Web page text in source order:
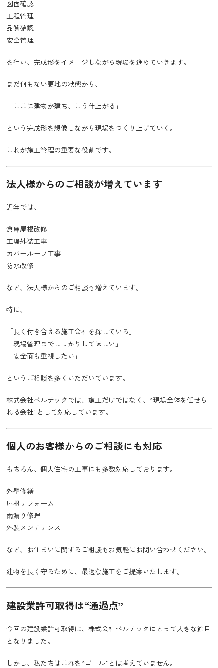
図面確認
工程管理
品質確認
安全管理
を行い、完成形をイメージしながら現場を進めていきます。
まだ何もない更地の状態から、
「ここに建物が建ち、こう仕上がる」
という完成形を想像しながら現場をつくり上げていく。
これが施工管理の重要な役割です。
法人様からのご相談が増えています
近年では、
倉庫屋根改修
工場外装工事
カバールーフ工事
防水改修
など、法人様からのご相談も増えています。
特に、
「長く付き合える施工会社を探している」
「現場管理までしっかりしてほしい」
「安全面も重視したい」
というご相談を多くいただいています。
株式会社ベルテックでは、施工だけではなく、“現場全体を任せら
れる会社”として対応しています。
個人のお客様からのご相談にも対応
もちろん、個人住宅の工事にも多数対応しております。
外壁修繕
屋根リフォーム
雨漏り修理
外装メンテナンス
など、お住まいに関するご相談もお気軽にお問い合わせください。
建物を長く守るために、最適な施工をご提案いたします。
建設業許可取得は“通過点”
今回の建設業許可取得は、株式会社ベルテックにとって大きな節目
となりました。
しかし、私たちはこれを“ゴール”とは考えていません。